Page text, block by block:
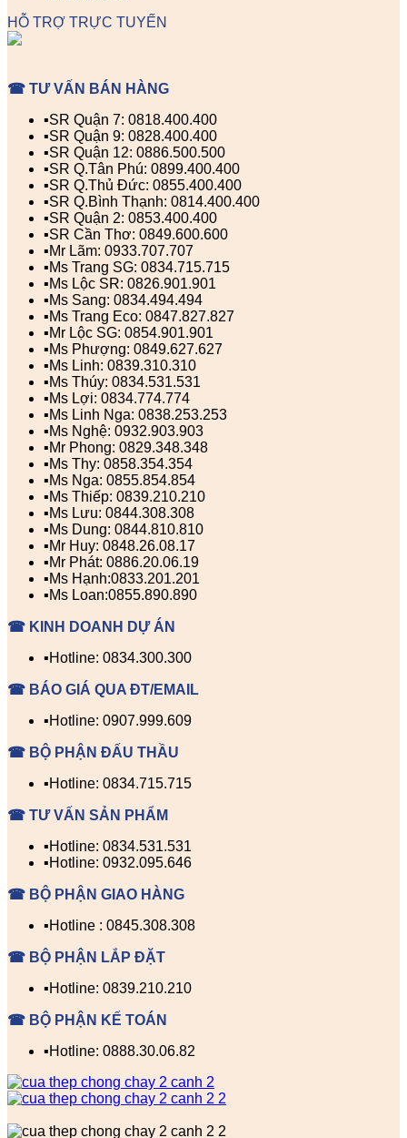
HỖ TRỢ TRỰC TUYẾN
☎ TƯ VẤN BÁN HÀNG
▪️SR Quận 7: 0818.400.400
▪️SR Quận 9: 0828.400.400
▪️SR Quận 12: 0886.500.500
▪️SR Q.Tân Phú: 0899.400.400
▪️SR Q.Thủ Đức: 0855.400.400
▪️SR Q.Bình Thạnh: 0814.400.400
▪️SR Quận 2: 0853.400.400
▪️SR Cần Thơ: 0849.600.600
▪️Mr Lãm: 0933.707.707
▪️Ms Trang SG: 0834.715.715
▪️Ms Lộc SR: 0826.901.901
▪️Ms Sang: 0834.494.494
▪️Ms Trang Eco: 0847.827.827
▪️Mr Lộc SG: 0854.901.901
▪️Ms Phượng: 0849.627.627
▪️Ms Linh: 0839.310.310
▪️Ms Thúy: 0834.531.531
▪️Ms Lợi: 0834.774.774
▪️Ms Linh Nga: 0838.253.253
▪️Ms Nghệ: 0932.903.903
▪️Mr Phong: 0829.348.348
▪️Ms Thy: 0858.354.354
▪️Ms Nga: 0855.854.854
▪️Ms Thiếp: 0839.210.210
▪️Ms Lưu: 0844.308.308
▪️Ms Dung: 0844.810.810
▪️Mr Huy: 0848.26.08.17
▪️Mr Phát: 0886.20.06.19
▪️Ms Hạnh:0833.201.201
▪️Ms Loan:0855.890.890
☎ KINH DOANH DỰ ÁN
▪️Hotline: 0834.300.300
☎ BÁO GIÁ QUA ĐT/EMAIL
▪️Hotline: 0907.999.609
☎ BỘ PHẬN ĐẤU THẦU
▪️Hotline: 0834.715.715
☎ TƯ VẤN SẢN PHẨM
▪️Hotline: 0834.531.531
▪️Hotline: 0932.095.646
☎ BỘ PHẬN GIAO HÀNG
▪️Hotline : 0845.308.308
☎ BỘ PHẬN LẮP ĐẶT
▪️Hotline: 0839.210.210
☎ BỘ PHẬN KẾ TOÁN
▪️Hotline: 0888.30.06.82